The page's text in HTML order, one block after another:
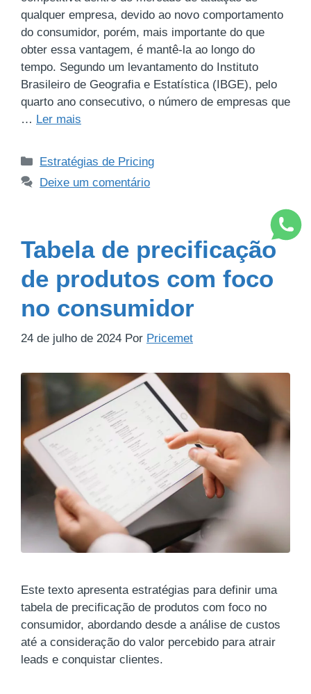
qualquer empresa, devido ao novo comportamento
do consumidor, porém, mais importante do que
obter essa vantagem, é mantê-la ao longo do
tempo. Segundo um levantamento do Instituto
Brasileiro de Geografia e Estatística (IBGE), pelo
quarto ano consecutivo, o número de empresas que
… Ler mais
Estratégias de Pricing
Deixe um comentário
Tabela de precificação
de produtos com foco
no consumidor
24 de julho de 2024 Por Pricemet
Este texto apresenta estratégias para definir uma
tabela de precificação de produtos com foco no
consumidor, abordando desde a análise de custos
até a consideração do valor percebido para atrair
leads e conquistar clientes.